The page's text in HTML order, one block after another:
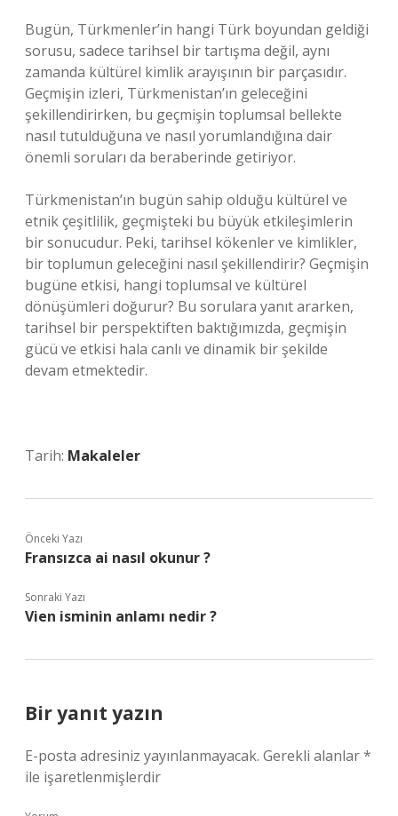
Bugün, Türkmenler’in hangi Türk boyundan geldiği
sorusu, sadece tarihsel bir tartışma değil, aynı
zamanda kültürel kimlik arayışının bir parçasıdır.
Geçmişin izleri, Türkmenistan’ın geleceğini
şekillendirirken, bu geçmişin toplumsal bellekte
nasıl tutulduğuna ve nasıl yorumlandığına dair
önemli soruları da beraberinde getiriyor.
Türkmenistan’ın bugün sahip olduğu kültürel ve
etnik çeşitlilik, geçmişteki bu büyük etkileşimlerin
bir sonucudur. Peki, tarihsel kökenler ve kimlikler,
bir toplumun geleceğini nasıl şekillendirir? Geçmişin
bugüne etkisi, hangi toplumsal ve kültürel
dönüşümleri doğurur? Bu sorulara yanıt ararken,
tarihsel bir perspektiften baktığımızda, geçmişin
gücü ve etkisi hala canlı ve dinamik bir şekilde
devam etmektedir.
Tarih: Makaleler
Önceki Yazı
Fransızca ai nasıl okunur ?
Sonraki Yazı
Vien isminin anlamı nedir ?
Bir yanıt yazın
E-posta adresiniz yayınlanmayacak. Gerekli alanlar*
ile işaretlenmişlerdir